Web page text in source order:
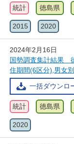
統計 徳島県
2015 2020
2024年2月16日
国勢調査集計結果
住期間(6区分),男女
一括ダウンロ
統計 徳島県
2020